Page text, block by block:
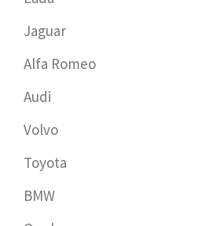
Jaguar
Alfa Romeo
Audi
Volvo
Toyota
BMW